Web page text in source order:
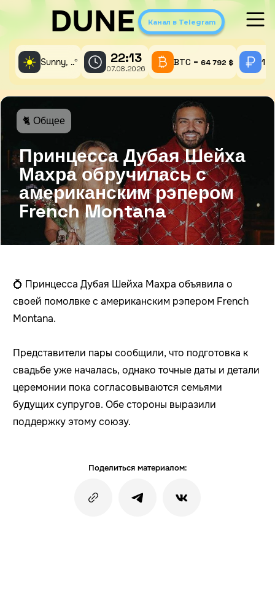
DUNE Канал в Telegram
☀️ Sunny, ..° 22:13
07.08.2026
BTC = 64 792 $ 1
Принцесса Дубая Шейха
Махра обручилась с
американским рэпером
French Montana
🐈 Общее
💍 Принцесса Дубая Шейха Махра объявила о
своей помолвке с американским рэпером French
Montana.
Представители пары сообщили, что подготовка к
свадьбе уже началась, однако точные даты и детали
церемонии пока согласовываются семьями
будущих супругов. Обе стороны выразили
поддержку этому союзу.
Поделиться материалом: